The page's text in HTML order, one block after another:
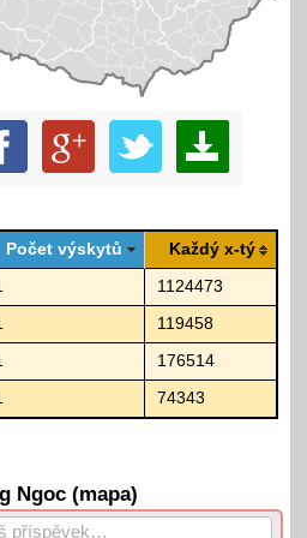
Počet výskytů Každý x-tý
1124473
119458
176514
74343
Ngoc (mapa)